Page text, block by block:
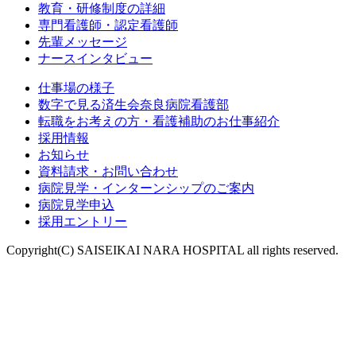
教育・研修制度の詳細
専門看護師・認定看護師
先輩メッセージ
ナースインタビュー
仕事場の様子
数字で見る済生会奈良病院看護部
転職をお考えの方・看護補助のお仕事紹介
採用情報
お知らせ
資料請求・お問い合わせ
病院見学・インターンシップのご案内
病院見学申込
採用エントリー
Copyright(C) SAISEIKAI NARA HOSPITAL all rights reserved.